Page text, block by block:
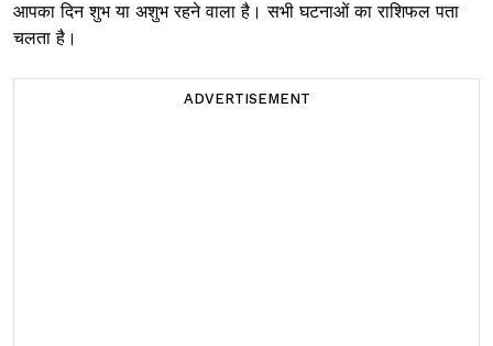
आपका दिन शुभ या अशुभ रहने वाला है। सभी घटनाओं का राशिफल पता
चलता है।
ADVERTISEMENT